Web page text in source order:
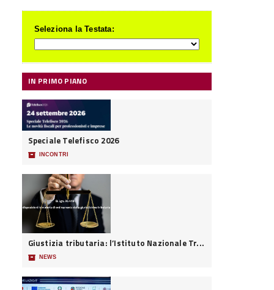
Seleziona la Testata:
IN PRIMO PIANO
Speciale Telefisco 2026
📦 INCONTRI
Giustizia tributaria: l’Istituto Nazionale Tr...
📦 NEWS